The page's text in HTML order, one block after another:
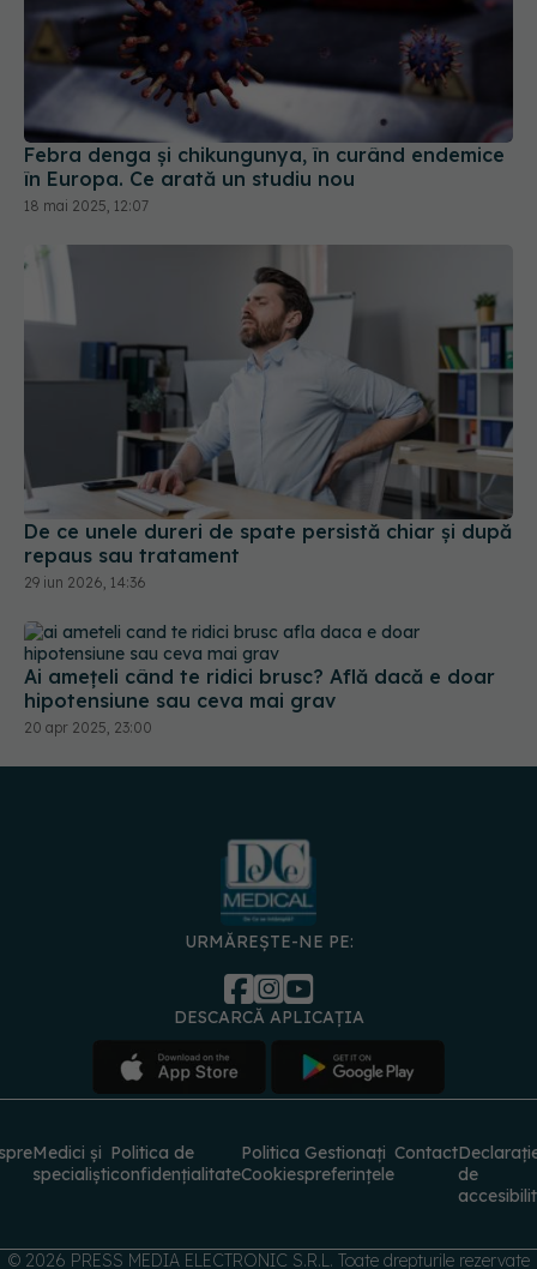
Febra denga şi chikungunya, în curând endemice
în Europa. Ce arată un studiu nou
18 mai 2025, 12:07
De ce unele dureri de spate persistă chiar și după
repaus sau tratament
29 iun 2026, 14:36
Ai amețeli când te ridici brusc? Află dacă e doar
hipotensiune sau ceva mai grav
20 apr 2025, 23:00
URMĂREȘTE-NE PE:
DESCARCĂ APLICAȚIA
Medici și
specialiști
Politica de
confidențialitate
Politica
Cookies
Gestionați
preferințele
Contact
de
© 2026 PRESS MEDIA ELECTRONIC S.R.L. Toate drepturile rezervate